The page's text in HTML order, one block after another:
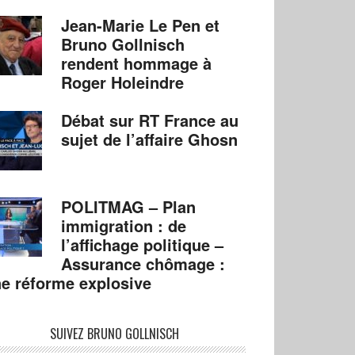
Jean-Marie Le Pen et
Bruno Gollnisch
rendent hommage à
Roger Holeindre
Débat sur RT France au
sujet de l’affaire Ghosn
POLITMAG – Plan
immigration : de
l’affichage politique –
Assurance chômage :
réforme explosive
SUIVEZ BRUNO GOLLNISCH